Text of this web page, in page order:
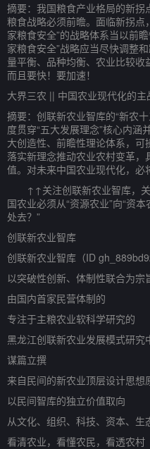
摘要：我国粮食产业格局的新拐
粮食战略必须前曕。面临新拐点
家粮食安全”的战略体系当以前
家粮食安全”战略应当尽快调整
量平衡、品种均衡、农业比较收
而且要快！要加速！
大界三农 || 中国农业现代化的主
摘要：创联新农业智库的“新农
度贯穿“五大发展理念”核心内涵
大创造性、前瞻性理论体系，
落实新理念推动农业农村变革
值。对未来中国农业现代化，必
↑↑关注创联新农业智库，关
国农业必须从“资源农业”向“资
处去？”
创联新农业智库
创联新农业智库（ID
以突破性创新、体制性联合为宗
由国内首家民营体制的
专注于主粮农业软科学研究的
黑龙江创联新农业发展模式研究
谋篇立撰
来自民间的新农业顶层设计思想
以民间智库的独立价值取向
从文化、组织、科技、资本、生
看清农业，看懂农民，看透农村